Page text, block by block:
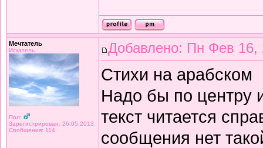
Мечтатель
Искатель
Пол:
Зарегистрирован: 26.05.2013
Сообщения: 114
Добавлено: Пн Фев 16,
Стихи на арабском
Надо бы по центру
текст читается
сообщения нет